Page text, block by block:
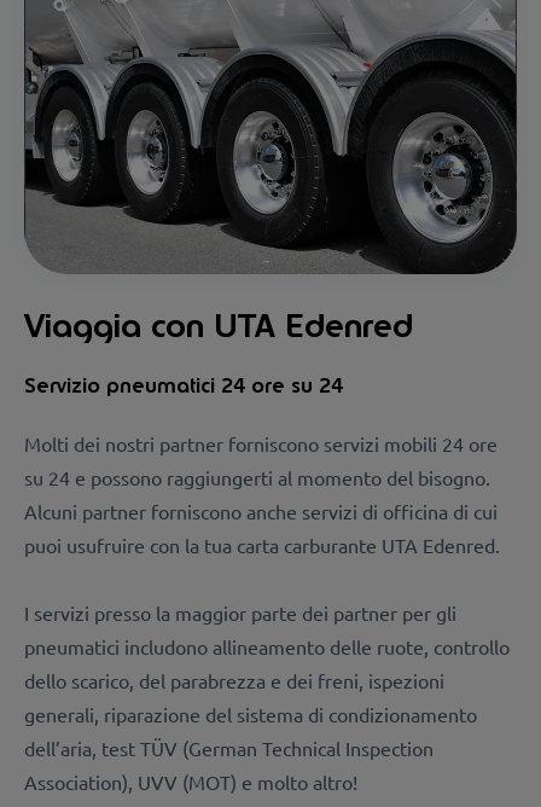
Viaggia con UTA Edenred
Servizio pneumatici 24 ore su 24
Molti dei nostri partner forniscono servizi mobili 24 ore
su 24 e possono raggiungerti al momento del bisogno.
Alcuni partner forniscono anche servizi di officina di cui
puoi usufruire con la tua carta carburante UTA Edenred.
I servizi presso la maggior parte dei partner per gli
pneumatici includono allineamento delle ruote, controllo
dello scarico, del parabrezza e dei freni, ispezioni
generali, riparazione del sistema di condizionamento
dell’aria, test TÜV (German Technical Inspection
Association), UVV (MOT) e molto altro!